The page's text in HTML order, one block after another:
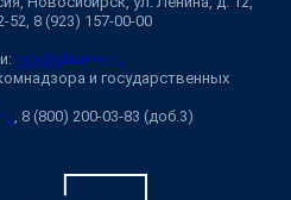
52, 8 (923) 157-00-00
ngs@shkulev.ru
и государственных
, 8 (800) 200-03-83 (доб.3)